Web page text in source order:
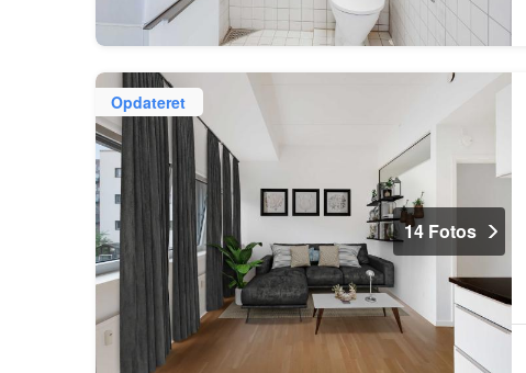
Opdateret
14 Fotos